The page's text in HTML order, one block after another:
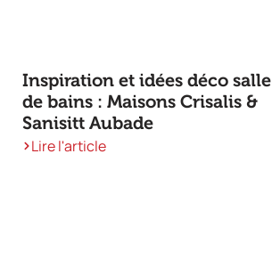
Inspiration et idées déco salle
de bains : Maisons Crisalis &
Sanisitt Aubade
Lire l'article